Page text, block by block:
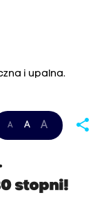
i upalna.
A A A share
stopni!